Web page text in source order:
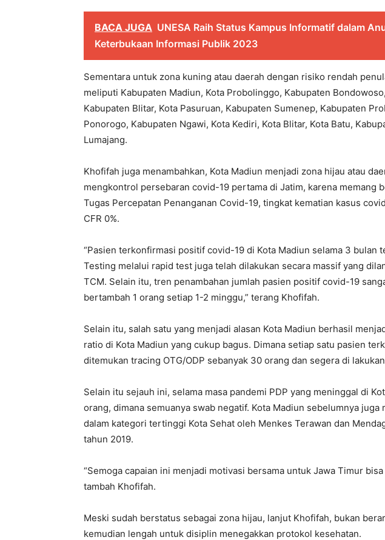
BACA JUGA UNESA Raih Status Kampus Informatif dalam
Keterbukaan Informasi Publik 2023
Sementara untuk zona kuning atau daerah dengan risiko rendah
meliputi Kabupaten Madiun, Kota Probolinggo, Kabupaten
Kabupaten Blitar, Kota Pasuruan, Kabupaten Sumenep, Kabupaten
Ponorogo, Kabupaten Ngawi, Kota Kediri, Kota Blitar, Kota Batu,
Lumajang.
Khofifah juga menambahkan, Kota Madiun menjadi zona hijau atau
mengkontrol persebaran covid-19 pertama di Jatim, karena memang
Tugas Percepatan Penanganan Covid-19, tingkat kematian kasus
CFR 0%.
“Pasien terkonfirmasi positif covid-19 di Kota Madiun selama 3 bulan
Testing melalui rapid test juga telah dilakukan secara massif yang
TCM. Selain itu, tren penambahan jumlah pasien positif covid-19
bertambah 1 orang setiap 1-2 minggu,” terang Khofifah.
Selain itu, salah satu yang menjadi alasan Kota Madiun berhasil
ratio di Kota Madiun yang cukup bagus. Dimana setiap satu pasien
ditemukan tracing OTG/ODP sebanyak 30 orang dan segera di
Selain itu sejauh ini, selama masa pandemi PDP yang meninggal di
orang, dimana semuanya swab negatif. Kota Madiun sebelumnya juga
dalam kategori tertinggi Kota Sehat oleh Menkes Terawan dan
tahun 2019.
“Semoga capaian ini menjadi motivasi bersama untuk Jawa Timur
tambah Khofifah.
Meski sudah berstatus sebagai zona hijau, lanjut Khofifah, bukan
kemudian lengah untuk disiplin menegakkan protokol kesehatan.